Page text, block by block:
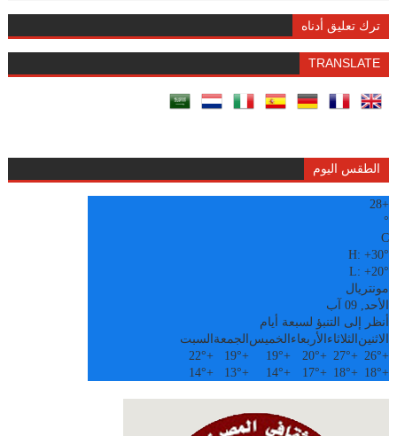
ترك تعليق أدناه
TRANSLATE
الطقس اليوم
+
28
°
C
H:+30°
L:+20°
مونتريال
الأحد, 09 آب
أنظر إلى التنبؤ لسبعة أيام
الاثنين الثلاثاء الأربعاء الخميس الجمعة السبت
+
26°
+
27°
+
20°
+
19°
+
19°
+
22°
+
18°
+
18°
+
17°
+
14°
+
13°
+
14°